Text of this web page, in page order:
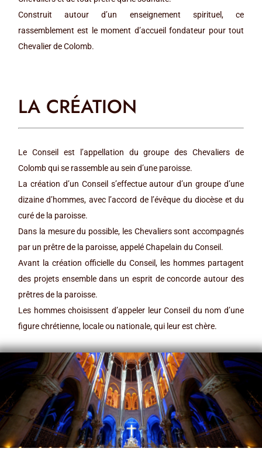
LA CRÉATION
Le Conseil est l’appellation du groupe des Chevaliers de
Colomb qui se rassemble au sein d’une paroisse.
La création d’un Conseil s’effectue autour d’un groupe d’une
dizaine d’hommes, avec l’accord de l’évêque du diocèse et du
curé de la paroisse.
Dans la mesure du possible, les Chevaliers sont accompagnés
par un prêtre de la paroisse, appelé Chapelain du Conseil.
Avant la création officielle du Conseil, les hommes partagent
des projets ensemble dans un esprit de concorde autour des
prêtres de la paroisse.
Les hommes choisissent d’appeler leur Conseil du nom d’une
figure chrétienne, locale ou nationale, qui leur est chère.
Construit autour d’un enseignement spirituel, ce
rassemblement est le moment d’accueil fondateur pour tout
Chevalier de Colomb.